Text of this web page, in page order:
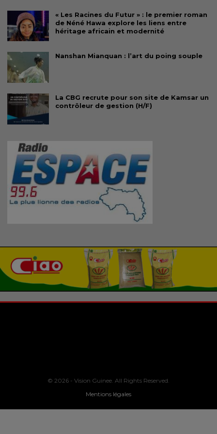
« Les Racines du Futur » : le premier roman
de Néné Hawa explore les liens entre
héritage africain et modernité
Nanshan Mianquan : l’art du poing souple
La CBG recrute pour son site de Kamsar un
contrôleur de gestion (H/F)
© 2026 - Vision Guinee. All Rights Reserved.
Mentions légales